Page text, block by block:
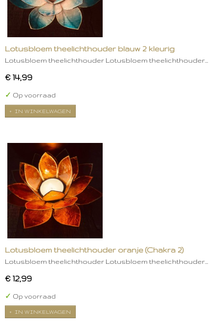
Lotusbloem theelichthouder blauw 2 kleurig
Lotusbloem theelichthouder Lotusbloem theelichthouder…
€ 14,99
✓ Op voorraad
IN WINKELWAGEN
Lotusbloem theelichthouder oranje (Chakra 2)
Lotusbloem theelichthouder Lotusbloem theelichthouder…
€ 12,99
✓ Op voorraad
IN WINKELWAGEN